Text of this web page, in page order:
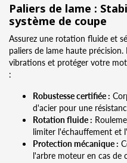
Paliers de lame :
système de coupe
Assurez une rotation fluide et
paliers de lame haute
vibrations et protéger votre
:
Robustesse certifiée :
d'acier pour une
Rotation fluide :
limiter l'échauffement et
Protection mécanique :
l'arbre moteur en cas de